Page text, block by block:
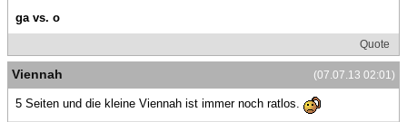
ga vs. o
Quote
(07.07.13 02:01)
Viennah
5 Seiten und die kleine Viennah ist immer noch ratlos.